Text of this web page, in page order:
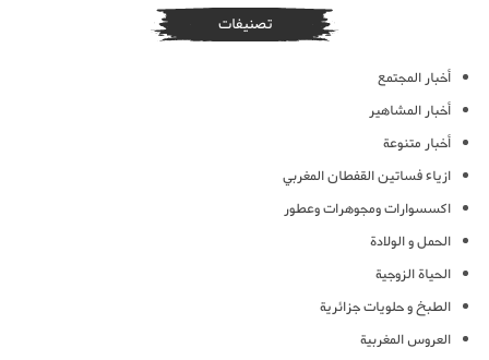
تصنيفات
أخبار المجتمع
أخبار المشاهير
أخبار متنوعة
ازياء فساتين القفطان المغربي
اكسسوارات ومجوهرات وعطور
الحمل و الولادة
الحياة الزوجية
الطبخ و حلويات جزائرية
العروس المغربية